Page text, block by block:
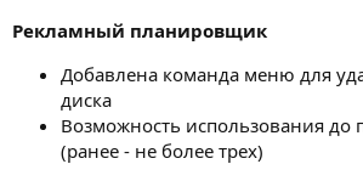
Рекламный планировщик
Добавлена команда меню для
диска
Возможность использования до
(ранее - не более трех)